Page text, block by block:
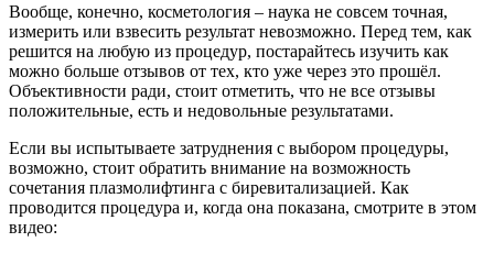
Вообще, конечно, косметология – наука не совсем точная,
измерить или взвесить результат невозможно. Перед тем, как
решится на любую из процедур, постарайтесь изучить как
можно больше отзывов от тех, кто уже через это прошёл.
Объективности ради, стоит отметить, что не все отзывы
положительные, есть и недовольные результатами.
Если вы испытываете затруднения с выбором процедуры,
возможно, стоит обратить внимание на возможность
сочетания плазмолифтинга с биревитализацией. Как
проводится процедура и, когда она показана, смотрите в этом
видео: